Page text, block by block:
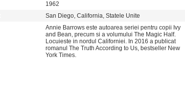
1962
San Diego, California, Statele Unite
Annie Barrows este autoarea seriei pentru copii Ivy
and Bean, precum si a volumului The Magic Half.
Locuieste in nordul Californiei. In 2016 a publicat
romanul The Truth According to Us, bestseller New
York Times.